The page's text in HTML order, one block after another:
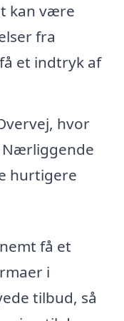
kan være
fra
et indtryk af
hvor
hurtigere
få et
i
tilbud, så